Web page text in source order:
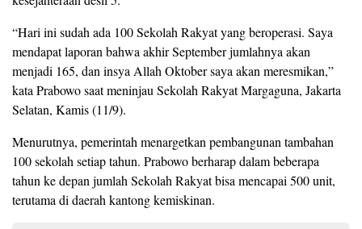
“Hari ini sudah ada 100 Sekolah Rakyat yang beroperasi. Saya
mendapat laporan bahwa akhir September jumlahnya akan
menjadi 165, dan insya Allah Oktober saya akan meresmikan,”
kata Prabowo saat meninjau Sekolah Rakyat Margaguna, Jakarta
Selatan, Kamis (11/9).
Menurutnya, pemerintah menargetkan pembangunan tambahan
100 sekolah setiap tahun. Prabowo berharap dalam beberapa
tahun ke depan jumlah Sekolah Rakyat bisa mencapai 500 unit,
terutama di daerah kantong kemiskinan.